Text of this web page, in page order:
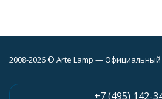
2008-2026 © Arte Lamp —
+7 (495) 142-